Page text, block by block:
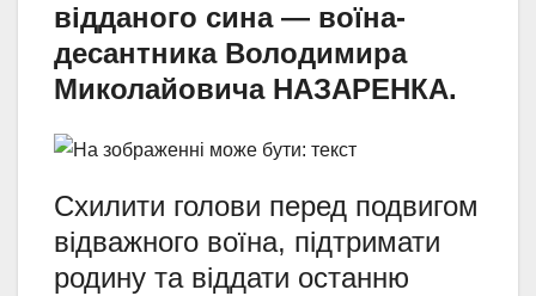
відданого сина — воїна-
десантника Володимира
Миколайовича НАЗАРЕНКА.
Схилити голови перед подвигом
відважного воїна, підтримати
родину та віддати останню